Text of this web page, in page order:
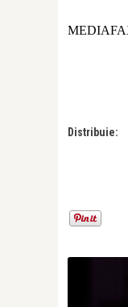
Distribuie: